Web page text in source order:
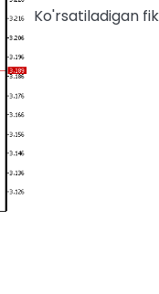
Ko'rsatiladigan